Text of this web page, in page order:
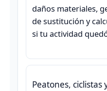
daños materiales,
de sustitución y
si tu actividad
Peatones, ciclistas